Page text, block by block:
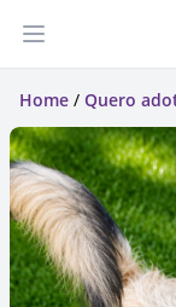
Abrir menu
Home / Quero